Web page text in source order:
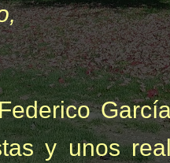
y unos